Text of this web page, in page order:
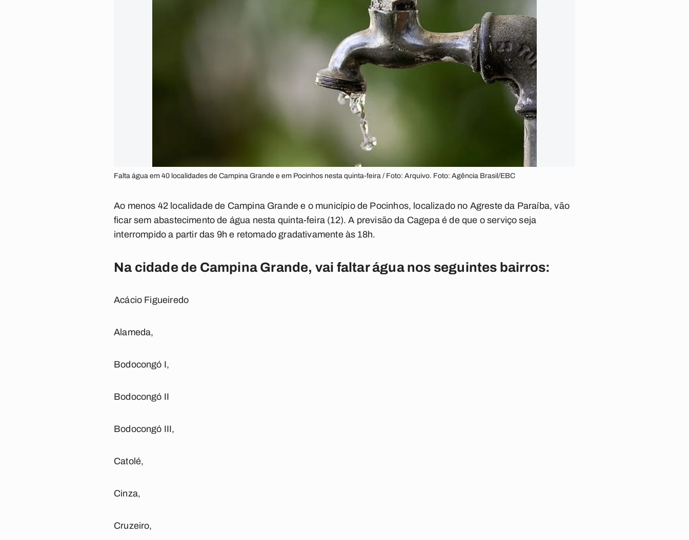
Falta água em 40 localidades de Campina Grande e em Pocinhos nesta quinta-feira / Foto: Arquivo. Foto: Agência Brasil/EBC
Ao menos 42 localidade de Campina Grande e o município de Pocinhos, localizado no Agreste da Paraíba, vão
ficar sem abastecimento de água nesta quinta-feira (12). A previsão da Cagepa é de que o serviço seja
interrompido a partir das 9h e retomado gradativamente às 18h.
Na cidade de Campina Grande, vai faltar água nos seguintes bairros:
Acácio Figueiredo
Alameda,
Bodocongó I,
Bodocongó II
Bodocongó III,
Catolé,
Cinza,
Cruzeiro,